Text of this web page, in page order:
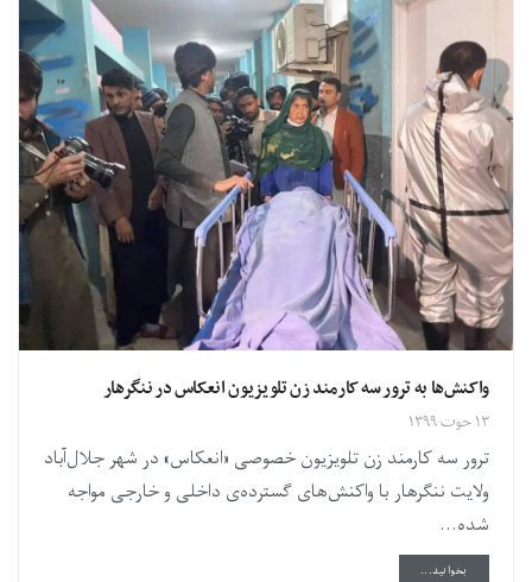
واکنش‌ها به ترور سه کارمند زن تلویزیون انعکاس در ننگرهار
۱۳ حوت ۱۳۹۹
ترور سه کارمند زن تلویزیون خصوصی «انعکاس» در شهر جلال‌آباد
ولایت ننگرهار با واکنش‌های گسترده‌ی داخلی و خارجی مواجه
شده...
بخوانید...